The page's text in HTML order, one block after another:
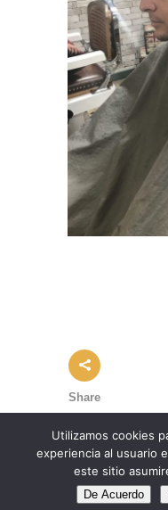
Share
© Copyright Duo
Política de
Utilizamos cookies
experiencia al usuario
este sitio
De Acuerdo